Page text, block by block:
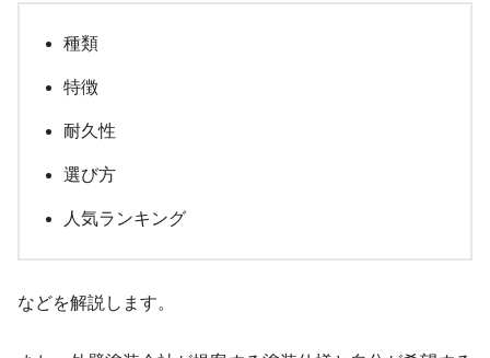
種類
特徴
耐久性
選び方
人気ランキング
などを解説します。